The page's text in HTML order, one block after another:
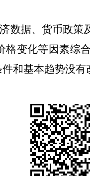
数据、货币政
变化等因素综
和基本趋势没有